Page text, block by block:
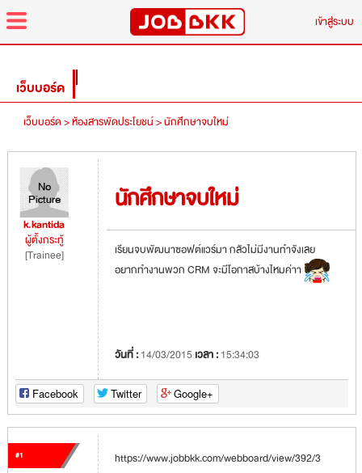
menu
เข้าสู่ระบบ
เว็บบอร์ด
เว็บบอร์ด >ห้องสารพัดประโยชน์ >นักศึกษาจบใหม่
k.kantida
ผู้ตั้งกระทู้
[Trainee]
นักศึกษาจบใหม่
เรียนจบพัฒนาซอฟต์แวร์มา กลัวไม่มีงานทำจังเลย
อยากทำงานพวก CRM จะมีโอกาสบ้างไหมค่าา
วันที่ :14/03/2015เวลา :15:34:03
Facebook Twitter Google+
#1 https://www.jobbkk.com/webboard/view/392/3